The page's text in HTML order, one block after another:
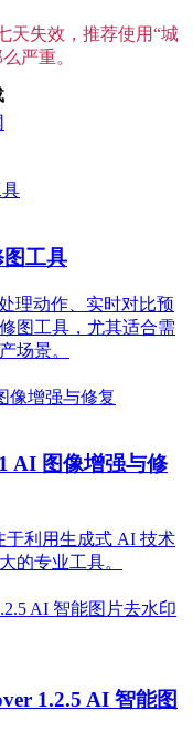
天失效，推荐使用“城
严重。
工具
理动作、实时对比预
图工具，尤其适合需
场景。
AI 图像增强与修
于利用生成式 AI 技术
的专业工具。
1.2.5 AI 智能图